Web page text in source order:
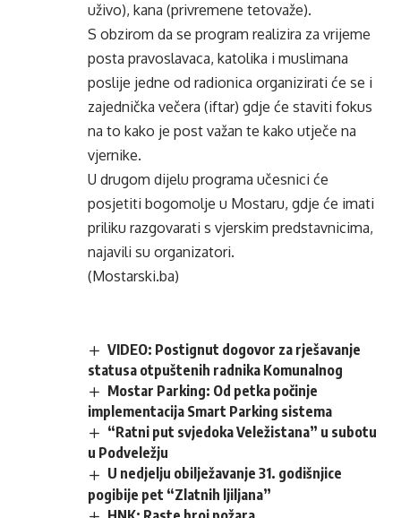
uživo), kana (privremene tetovaže).
S obzirom da se program realizira za vrijeme
posta pravoslavaca, katolika i muslimana
poslije jedne od radionica organizirati će se i
zajednička večera (iftar) gdje će staviti fokus
na to kako je post važan te kako utječe na
vjernike.
U drugom dijelu programa učesnici će
posjetiti bogomolje u Mostaru, gdje će imati
priliku razgovarati s vjerskim predstavnicima,
najavili su organizatori.
(Mostarski.ba)
VIDEO: Postignut dogovor za rješavanje
statusa otpuštenih radnika Komunalnog
Mostar Parking: Od petka počinje
implementacija Smart Parking sistema
“Ratni put svjedoka Veležistana” u subotu
u Podveležju
U nedjelju obilježavanje 31. godišnjice
pogibije pet “Zlatnih ljiljana”